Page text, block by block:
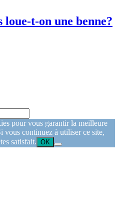
t-on une benne?
pour vous garantir la meilleure
vous continuez à utiliser ce site,
satisfait. OK